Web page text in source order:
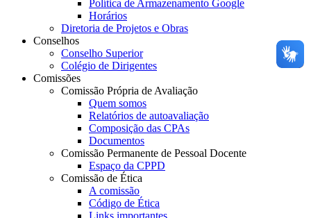
Política de Armazenamento Google
Horários
Diretoria de Projetos e Obras
Conselhos
Conselho Superior
Colégio de Dirigentes
Comissões
Comissão Própria de Avaliação
Quem somos
Relatórios de autoavaliação
Composição das CPAs
Documentos
Comissão Permanente de Pessoal Docente
Espaço da CPPD
Comissão de Ética
A comissão
Código de Ética
Links importantes